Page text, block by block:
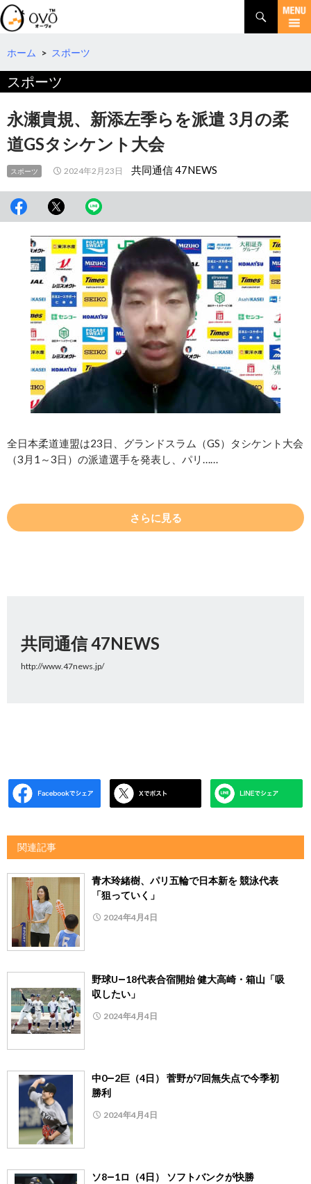
検
索
コ
テ
へ
動
ホーム > スポーツ
スポーツ
永瀬貴規、新添左季らを派遣 3月の柔
道GSタシケント大会
スポーツ 2024年2月23日 共同通信 47NEWS
全日本柔道連盟は23日、グランドスラム（GS）タシケント大会
（3月1～3日）の派遣選手を発表し、パリ……
さらに見る
共同通信 47NEWS
http://www.47news.jp/
関連記事
青木玲緒樹、パリ五輪で日本新を 競泳代表
「狙っていく」
2024年4月4日
野球U―18代表合宿開始 健大高崎・箱山「吸
収したい」
2024年4月4日
中0―2巨（4日） 菅野が7回無失点で今季初
勝利
2024年4月4日
ソ8―1ロ（4日） ソフトバンクが快勝